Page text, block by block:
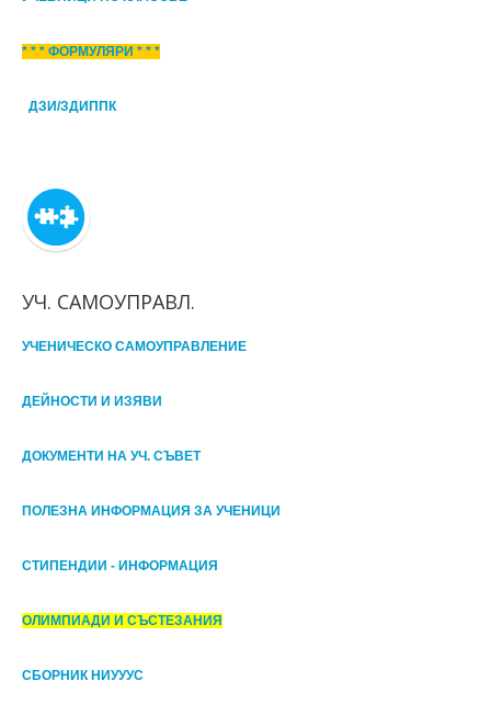
* * * ФОРМУЛЯРИ * * *
ДЗИ/ЗДИППК
УЧ. САМОУПРАВЛ.
УЧЕНИЧЕСКО САМОУПРАВЛЕНИЕ
ДЕЙНОСТИ И ИЗЯВИ
ДОКУМЕНТИ НА УЧ. СЪВЕТ
ПОЛЕЗНА ИНФОРМАЦИЯ ЗА УЧЕНИЦИ
СТИПЕНДИИ - ИНФОРМАЦИЯ
ОЛИМПИАДИ И СЪСТЕЗАНИЯ
СБОРНИК НИУУУС